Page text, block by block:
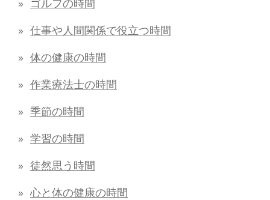
ゴルフの時間
仕事や人間関係で役立つ時間
体の健康の時間
作業療法士の時間
季節の時間
学習の時間
徒然思う時間
心と体の健康の時間